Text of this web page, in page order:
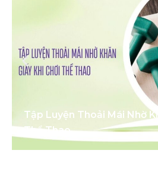
Tập Luyện Thoải Mái Nhờ
Thể Thao